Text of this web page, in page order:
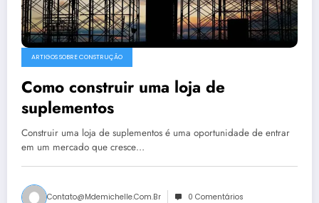
ARTIGOS SOBRE CONSTRUÇÃO
Como construir uma loja de
suplementos
Construir uma loja de suplementos é uma oportunidade de entrar
em um mercado que cresce…
Contato@mdemichelle.com.br 0 Comentários